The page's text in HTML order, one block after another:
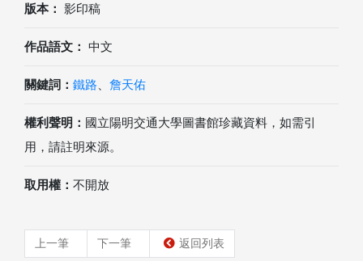
版本： 影印稿
作品語文： 中文
關鍵詞： 鐵路 詹天佑
權利聲明： 國立陽明交通大學圖書館珍藏資料，如需引
用，請註明來源。
取用權： 不開放
上一筆 下一筆 返回列表